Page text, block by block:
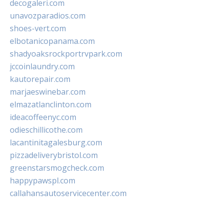
decogaleri.com
unavozparadios.com
shoes-vert.com
elbotanicopanama.com
shadyoaksrockportrvpark.com
jccoinlaundry.com
kautorepair.com
marjaeswinebar.com
elmazatlanclinton.com
ideacoffeenyc.com
odieschillicothe.com
lacantinitagalesburg.com
pizzadeliverybristol.com
greenstarsmogcheck.com
happypawspl.com
callahansautoservicecenter.com